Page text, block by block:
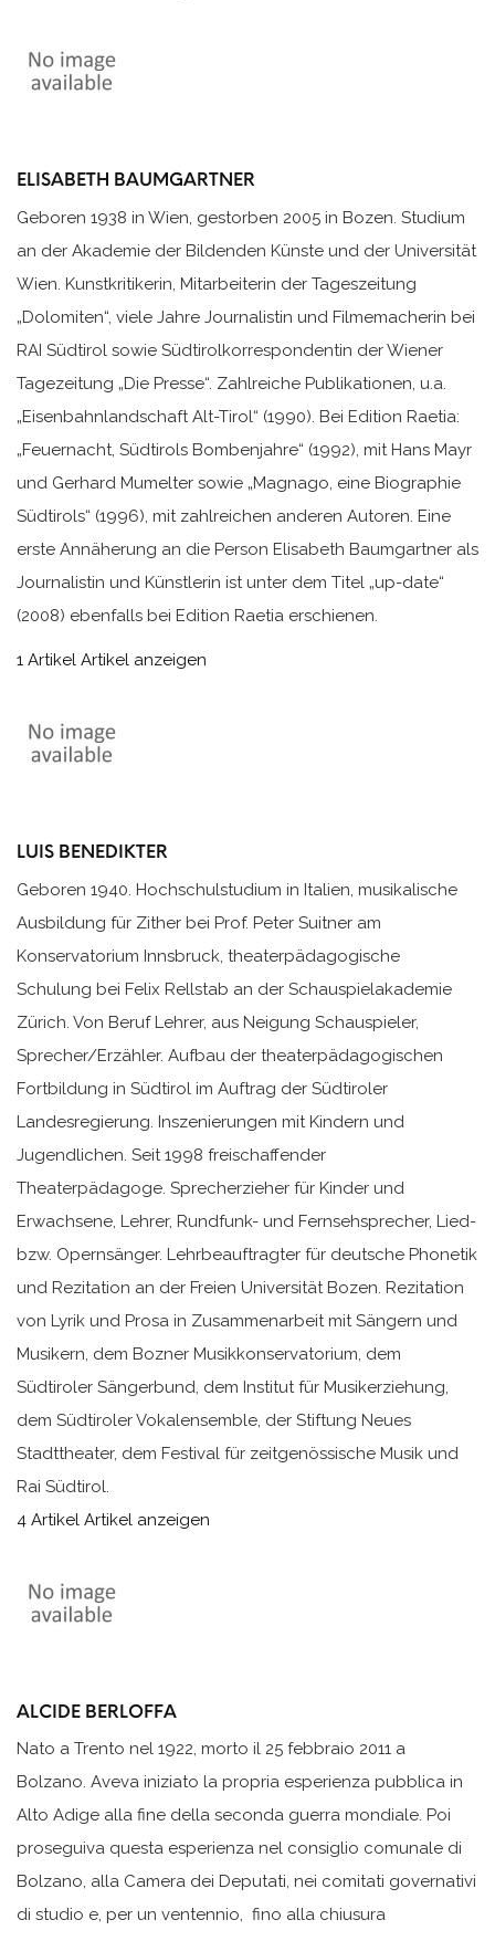
ELISABETH BAUMGARTNER
Geboren 1938 in Wien, gestorben 2005 in Bozen. Studium
an der Akademie der Bildenden Künste und der Universität
Wien. Kunstkritikerin, Mitarbeiterin der Tageszeitung
„Dolomiten“, viele Jahre Journalistin und Filmemacherin bei
RAI Südtirol sowie Südtirolkorrespondentin der Wiener
Tagezeitung „Die Presse“. Zahlreiche Publikationen, u.a.
„Eisenbahnlandschaft Alt-Tirol“ (1990). Bei Edition Raetia:
„Feuernacht, Südtirols Bombenjahre“ (1992), mit Hans Mayr
und Gerhard Mumelter sowie „Magnago, eine Biographie
Südtirols“ (1996), mit zahlreichen anderen Autoren. Eine
erste Annäherung an die Person Elisabeth Baumgartner als
Journalistin und Künstlerin ist unter dem Titel „up-date“
(2008) ebenfalls bei Edition Raetia erschienen.
1 Artikel Artikel anzeigen
LUIS BENEDIKTER
Geboren 1940. Hochschulstudium in Italien, musikalische
Ausbildung für Zither bei Prof. Peter Suitner am
Konservatorium Innsbruck, theaterpädagogische
Schulung bei Felix Rellstab an der Schauspielakademie
Zürich. Von Beruf Lehrer, aus Neigung Schauspieler,
Sprecher/Erzähler. Aufbau der theaterpädagogischen
Fortbildung in Südtirol im Auftrag der Südtiroler
Landesregierung. Inszenierungen mit Kindern und
Jugendlichen. Seit 1998 freischaffender
Theaterpädagoge. Sprecherzieher für Kinder und
Erwachsene, Lehrer, Rundfunk- und Fernsehsprecher, Lied-
bzw. Opernsänger. Lehrbeauftragter für deutsche Phonetik
und Rezitation an der Freien Universität Bozen. Rezitation
von Lyrik und Prosa in Zusammenarbeit mit Sängern und
Musikern, dem Bozner Musikkonservatorium, dem
Südtiroler Sängerbund, dem Institut für Musikerziehung,
dem Südtiroler Vokalensemble, der Stiftung Neues
Stadttheater, dem Festival für zeitgenössische Musik und
Rai Südtirol.
4 Artikel Artikel anzeigen
ALCIDE BERLOFFA
Nato a Trento nel 1922, morto il 25 febbraio 2011 a
Bolzano. Aveva iniziato la propria esperienza pubblica in
Alto Adige alla fine della seconda guerra mondiale. Poi
proseguiva questa esperienza nel consiglio comunale di
Bolzano, alla Camera dei Deputati, nei comitati governativi
di studio e, per un ventennio, fino alla chiusura